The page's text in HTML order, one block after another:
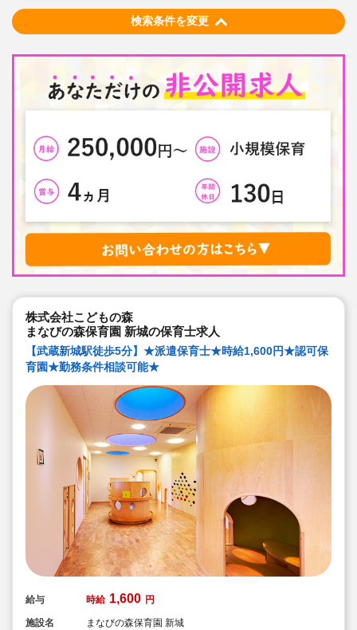
検索条件を変更
株式会社こどもの森
まなびの森保育園 新城の保育士求人
【武蔵新城駅徒歩5分】★派遣保育士★時給1,600円★認可保
育園★勤務条件相談可能★
給与 時給 1,600 円
施設名
まなびの森保育園 新城